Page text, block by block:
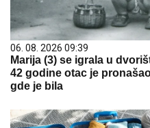
06. 08. 2026 09:39
Marija (3) se igrala u
42 godine otac je
gde je bila